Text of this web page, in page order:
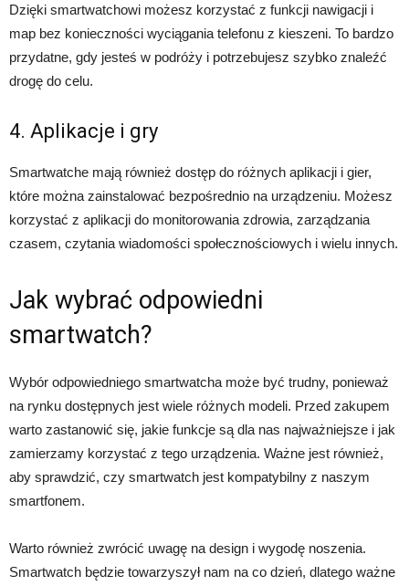
Dzięki smartwatchowi możesz korzystać z funkcji nawigacji i
map bez konieczności wyciągania telefonu z kieszeni. To bardzo
przydatne, gdy jesteś w podróży i potrzebujesz szybko znaleźć
drogę do celu.
4. Aplikacje i gry
Smartwatche mają również dostęp do różnych aplikacji i gier,
które można zainstalować bezpośrednio na urządzeniu. Możesz
korzystać z aplikacji do monitorowania zdrowia, zarządzania
czasem, czytania wiadomości społecznościowych i wielu innych.
Jak wybrać odpowiedni
smartwatch?
Wybór odpowiedniego smartwatcha może być trudny, ponieważ
na rynku dostępnych jest wiele różnych modeli. Przed zakupem
warto zastanowić się, jakie funkcje są dla nas najważniejsze i jak
zamierzamy korzystać z tego urządzenia. Ważne jest również,
aby sprawdzić, czy smartwatch jest kompatybilny z naszym
smartfonem.
Warto również zwrócić uwagę na design i wygodę noszenia.
Smartwatch będzie towarzyszył nam na co dzień, dlatego ważne